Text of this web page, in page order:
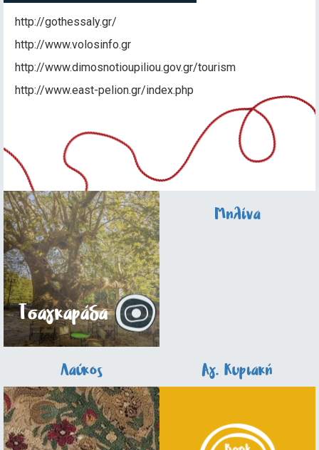
http://gothessaly.gr/
http://www.volosinfo.gr
http://www.dimosnotioupiliou.gov.gr/tourism
http://www.east-pelion.gr/index.php
Τσαγκαράδα
Μηλίνα
Λαύκος Αγ. Κυριακή